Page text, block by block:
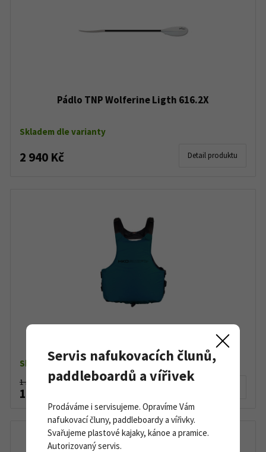
Pádlo TNP Wolferine Ligth 616.2X
Skladem dle varianty
2 940 Kč Detail produktu
Skladem dle varianty
1 590 Kč
1 399 Kč
Servis nafukovacích člunů,
paddleboardů a vířivek
Prodáváme i servisujeme. Opravíme Vám
nafukovací čluny, paddleboardy a vířivky.
Svařujeme plastové kajaky, kánoe a pramice.
Autorizovaný servis.